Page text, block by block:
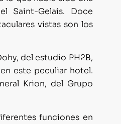
Saint-Gelais. Doce
vistas son los
del estudio PH2B,
este peculiar hotel.
Krion, del Grupo
funciones en